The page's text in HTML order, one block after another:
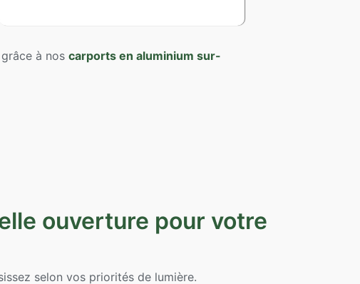
à nos carports en aluminium sur-
ouverture pour votre
selon vos priorités de lumière.